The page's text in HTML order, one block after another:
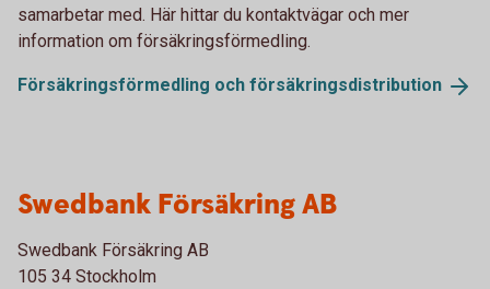
samarbetar med. Här hittar du kontaktvägar och mer
information om försäkringsförmedling.
Försäkringsförmedling och försäkringsdistribution
Swedbank Försäkring AB
Swedbank Försäkring AB
105 34 Stockholm